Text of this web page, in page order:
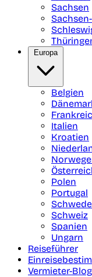
Sachsen
Europa
Belgien
Italien
Kroatien
Polen
Portugal
Schweiz
Spanien
Ungarn
Reiseführer
Vermieter-Blog